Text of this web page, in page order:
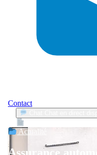
Contact
Actualité